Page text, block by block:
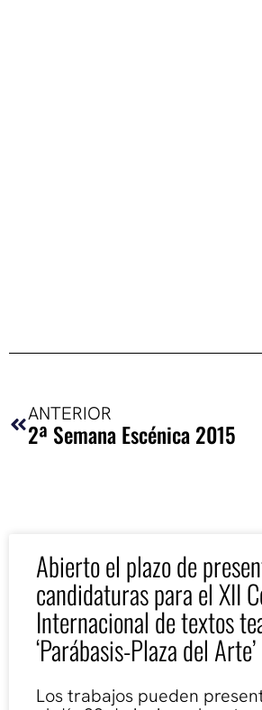
ANTERIOR
2ª Semana Escénica 2015
Abierto el plazo de
candidaturas para el XII
Internacional de textos
‘Parábasis-Plaza del Arte’
Los trabajos pueden